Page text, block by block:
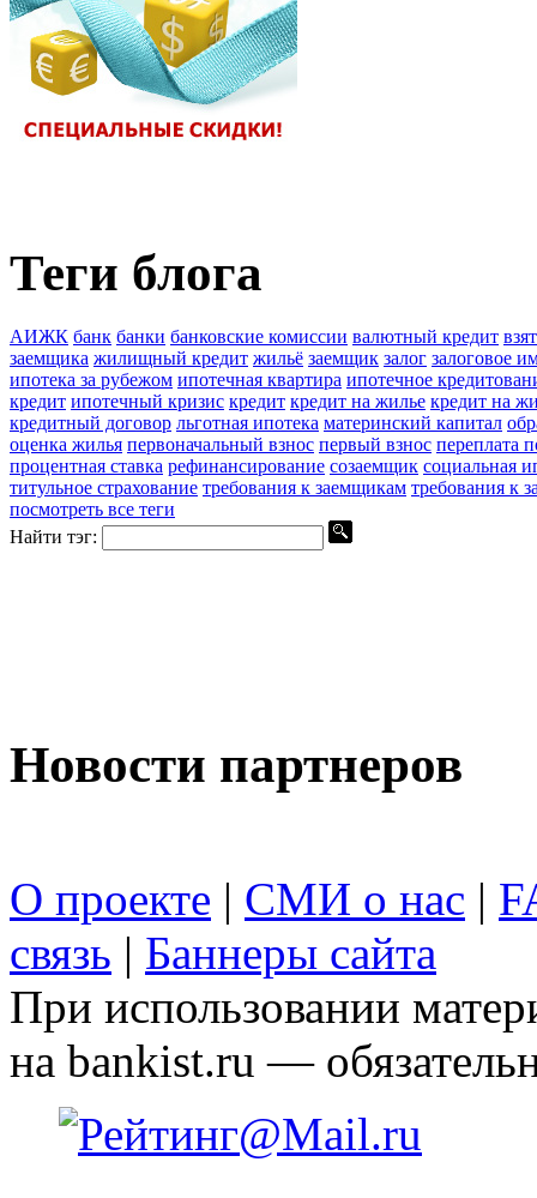
Теги блога
АИЖК банк банки банковские комиссии валютный кредит
заемщика жилищный кредит жильё заемщик залог залоговое
ипотека за рубежом ипотечная квартира ипотечное
кредит ипотечный кризис кредит кредит на жилье кредит на
кредитный договор льготная ипотека материнский капитал
оценка жилья первоначальный взнос первый взнос переплата
процентная ставка рефинансирование созаемщик социальная
титульное страхование требования к заемщикам требования к
посмотреть все теги
Найти тэг:
Новости партнеров
О проекте | СМИ о нас |
связь | Баннеры сайта
При использовании
на bankist.ru —